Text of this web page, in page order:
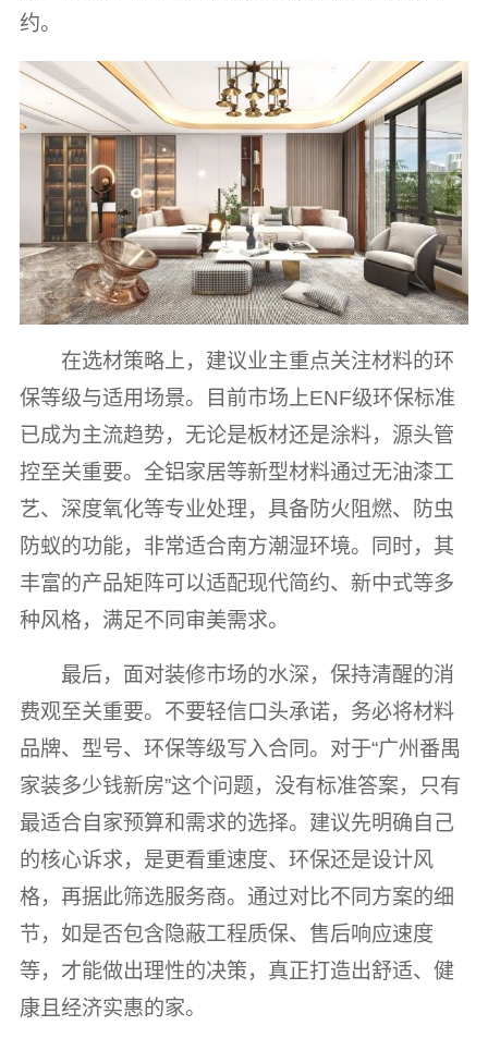
约。
在选材策略上，建议业主重点关注材料的环
保等级与适用场景。目前市场上ENF级环保标准
已成为主流趋势，无论是板材还是涂料，源头管
控至关重要。全铝家居等新型材料通过无油漆工
艺、深度氧化等专业处理，具备防火阻燃、防虫
防蚁的功能，非常适合南方潮湿环境。同时，其
丰富的产品矩阵可以适配现代简约、新中式等多
种风格，满足不同审美需求。
最后，面对装修市场的水深，保持清醒的消
费观至关重要。不要轻信口头承诺，务必将材料
品牌、型号、环保等级写入合同。对于“广州番禺
家装多少钱新房”这个问题，没有标准答案，只有
最适合自家预算和需求的选择。建议先明确自己
的核心诉求，是更看重速度、环保还是设计风
格，再据此筛选服务商。通过对比不同方案的细
节，如是否包含隐蔽工程质保、售后响应速度
等，才能做出理性的决策，真正打造出舒适、健
康且经济实惠的家。